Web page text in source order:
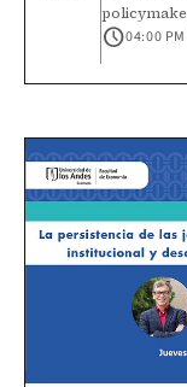
This
rigorous,
schedule04:00 PM